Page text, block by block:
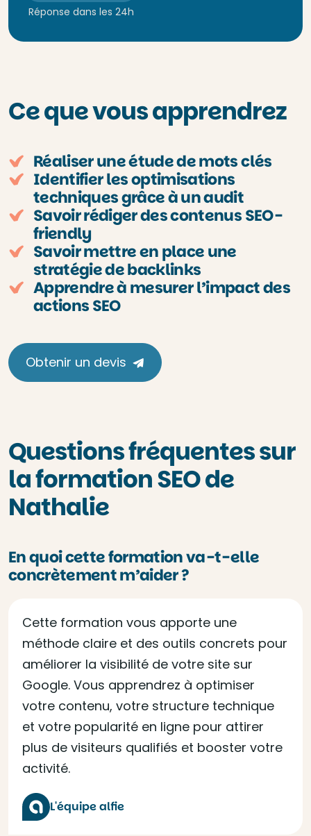
Réponse dans les 24h
Ce que vous apprendrez
Réaliser une étude de mots clés
Identifier les optimisations
techniques grâce à un audit
Savoir rédiger des contenus SEO-
friendly
Savoir mettre en place une
stratégie de backlinks
Apprendre à mesurer l’impact des
actions SEO
Obtenir un devis
Questions fréquentes sur
la formation SEO de
Nathalie
En quoi cette formation va-t-elle
concrètement m’aider ?
Cette formation vous apporte une
méthode claire et des outils concrets pour
améliorer la visibilité de votre site sur
Google. Vous apprendrez à optimiser
votre contenu, votre structure technique
et votre popularité en ligne pour attirer
plus de visiteurs qualifiés et booster votre
activité.
L'équipe alfie